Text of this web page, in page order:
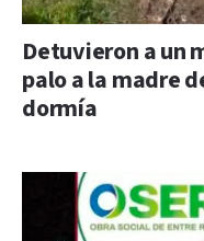
Detuvieron a un
palo a la madre
dormía